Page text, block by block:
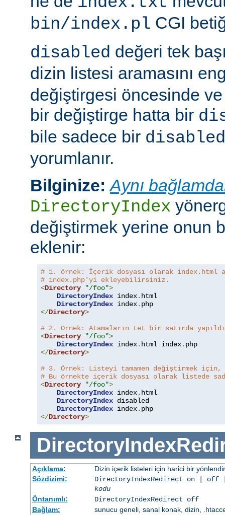
bin/index.pl CGI
disabled değeri tek
dizin listesi aramasını
değiştirgesi öncesinde
bir değiştirge hatta bir
bile sadece bir disabled
yorumlanır.
Bilginize: Aynı
DirectoryIndex
değiştirmek yerine onun
eklenir:
# 1. örnek: İçerik dosyası olarak index.html
# index.php'yi ekleyebilirsiniz.
<Directory "/foo">
DirectoryIndex index. html
DirectoryIndex index.
</Directory>
# 2. Örnek: Atamaların tet bir satırda
<Directory "/foo">
DirectoryIndex index. html index.
</Directory>
# 3. Örnek: Listeyi tamamen değiştirmek
# Bu örnekte içerik dosyası olarak listede
<Directory "/foo">
DirectoryIndex index. html
DirectoryIndex disabled
DirectoryIndex index.
</Directory>
Açıklama:
Dizin içerik listeleri için harici bir
Sözdizimi:
DirectoryIndexRedirect on |
kodu
Öntanımlı:
DirectoryIndexRedirect off
Bağlam:
sunucu geneli, sanal konak, dizin,